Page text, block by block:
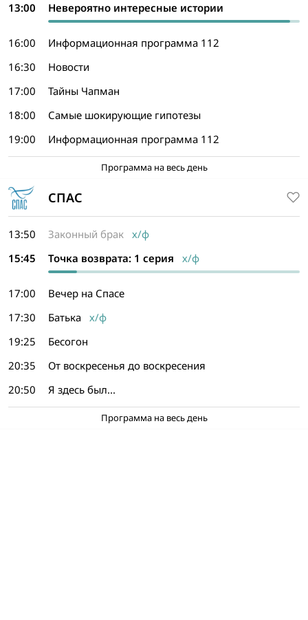
13:00
Невероятно интересные истории
16:00
Информационная программа 112
16:30
Новости
17:00
Тайны Чапман
18:00
Самые шокирующие гипотезы
19:00
Информационная программа 112
Программа на весь день
СПАС
13:50 Законный брак х/ф
15:45
Точка возврата: 1 серия х/ф
17:00
Вечер на Спасе
17:30
Батька х/ф
19:25
Бесогон
20:35
От воскресенья до воскресения
20:50
Я здесь был...
Программа на весь день